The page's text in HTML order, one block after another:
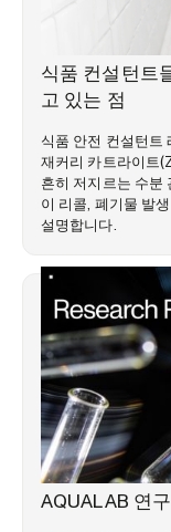
식품 컨설턴트
고 있는 점
식품 안전 컨설턴트
재커리 카트라이트
흔히 저지르는 수분
이 리콜, 폐기물 발
설명합니다.
시장 동향
AQUALAB 연